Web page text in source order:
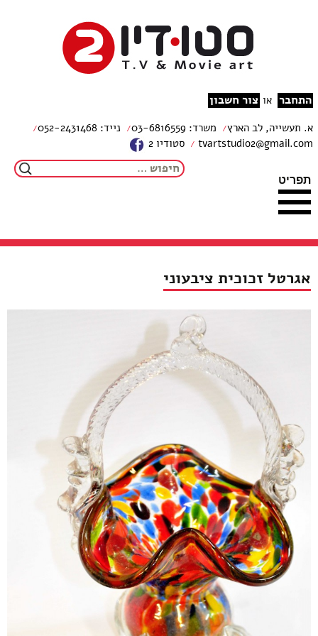
studio2
התחבר או צור חשבון
א. תעשייה, לב הארץ משרד: 03-6816559
נייד: 052-2431468
tvartstudio2@gmail.com
סטודיו 2
תפריט
חיפוש:
אגרטל זכוכית ציבעוני